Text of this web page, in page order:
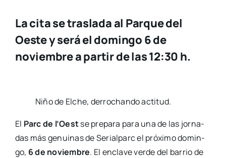
La cita se traslada al Parque del
Oeste y será el domingo 6 de
noviembre a partir de las 12:30 h.
Niño de Elche, derro­chan­do acti­tud.
El Parc de l’Oestse pre­pa­ra para una de las jor­na­
das más genui­nas de Serial­parc el pró­xi­mo domin­
go, 6 de noviem­bre. El encla­ve ver­de del barrio de